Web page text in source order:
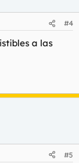
#4
a las
#5